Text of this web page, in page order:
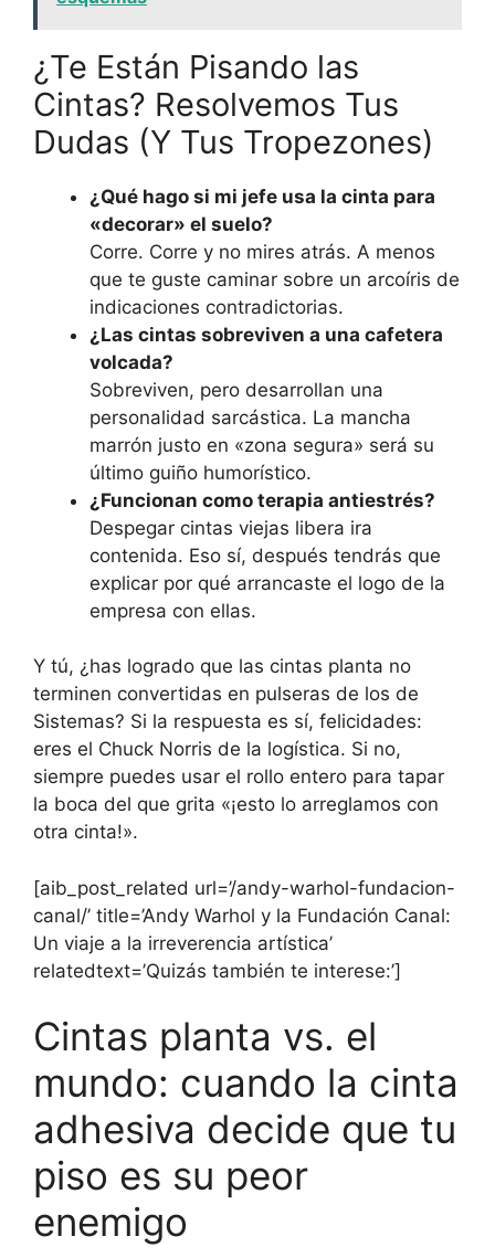
¿Te Están Pisando las
Cintas? Resolvemos Tus
Dudas (Y Tus Tropezones)
¿Qué hago si mi jefe usa la cinta para
«decorar» el suelo?
Corre. Corre y no mires atrás. A menos
que te guste caminar sobre un arcoíris de
indicaciones contradictorias.
¿Las cintas sobreviven a una cafetera
volcada?
Sobreviven, pero desarrollan una
personalidad sarcástica. La mancha
marrón justo en «zona segura» será su
último guiño humorístico.
¿Funcionan como terapia antiestrés?
Despegar cintas viejas libera ira
contenida. Eso sí, después tendrás que
explicar por qué arrancaste el logo de la
empresa con ellas.
Y tú, ¿has logrado que las cintas planta no
terminen convertidas en pulseras de los de
Sistemas? Si la respuesta es sí, felicidades:
eres el Chuck Norris de la logística. Si no,
siempre puedes usar el rollo entero para tapar
la boca del que grita «¡esto lo arreglamos con
otra cinta!».
[aib_post_related url=’/andy-warhol-fundacion-
canal/’ title=’Andy Warhol y la Fundación Canal:
Un viaje a la irreverencia artística’
relatedtext=’Quizás también te interese:’]
Cintas planta vs. el
mundo: cuando la cinta
adhesiva decide que tu
piso es su peor
enemigo